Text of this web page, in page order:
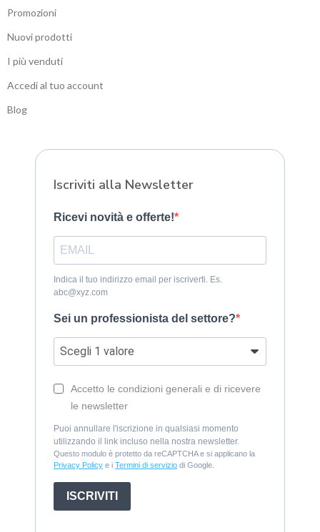
Promozioni
Nuovi prodotti
I più venduti
Accedi al tuo account
Blog
Iscriviti alla Newsletter
Ricevi novità e offerte!
Indica il tuo indirizzo email per iscriverti. Es.
abc@xyz.com
Sei un professionista del settore?
Accetto le condizioni generali e di ricevere
le newsletter
Puoi annullare l'iscrizione in qualsiasi momento
utilizzando il link incluso nella nostra newsletter.
Questo modulo è protetto da reCAPTCHA e si applicano la
Privacy Policy e i Termini di servizio di Google.
ISCRIVITI